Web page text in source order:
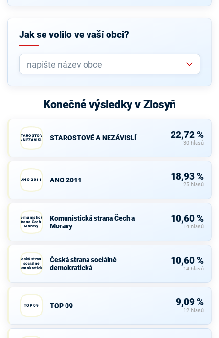
Jak se volilo ve vaší obci?
Konečné výsledky v Zlosyň
STAROSTOVÉ
A NEZÁVISLÍ
STAROSTOVÉ A NEZÁVISLÍ 22,72 %
30 hlasů
ANO 2011 ANO 2011 18,93 %
25 hlasů
Komunistická
strana Čech a
Moravy
Komunistická strana Čech a
Moravy
10,60 %
14 hlasů
Česká strana
sociálně
demokratická
Česká strana sociálně
demokratická
10,60 %
14 hlasů
TOP 09 TOP 09 9,09 %
12 hlasů